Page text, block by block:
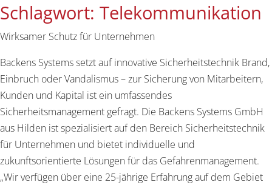
Schlagwort: Telekommunikation
Wirksamer Schutz für Unternehmen
Backens Systems setzt auf innovative Sicherheitstechnik Brand,
Einbruch oder Vandalismus – zur Sicherung von Mitarbeitern,
Kunden und Kapital ist ein umfassendes
Sicherheitsmanagement gefragt. Die Backens Systems GmbH
aus Hilden ist spezialisiert auf den Bereich Sicherheitstechnik
für Unternehmen und bietet individuelle und
zukunftsorientierte Lösungen für das Gefahrenmanagement.
„Wir verfügen über eine 25-jährige Erfahrung auf dem Gebiet